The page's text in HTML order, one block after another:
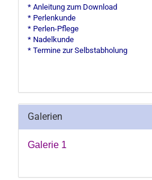
* Anleitung zum Download
* Perlenkunde
* Perlen-Pflege
* Nadelkunde
* Termine zur Selbstabholung
Galerien
Galerie 1